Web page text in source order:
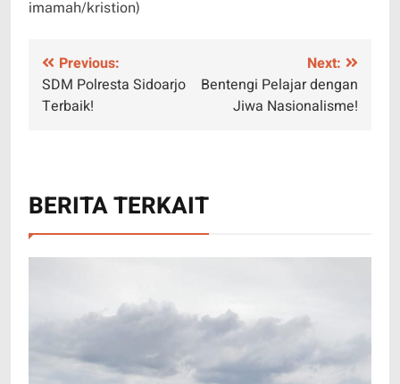
imamah/kristion)
Navigasi
pos
Previous:
SDM Polresta Sidoarjo
Terbaik!
Next:
Bentengi Pelajar dengan
Jiwa Nasionalisme!
BERITA TERKAIT